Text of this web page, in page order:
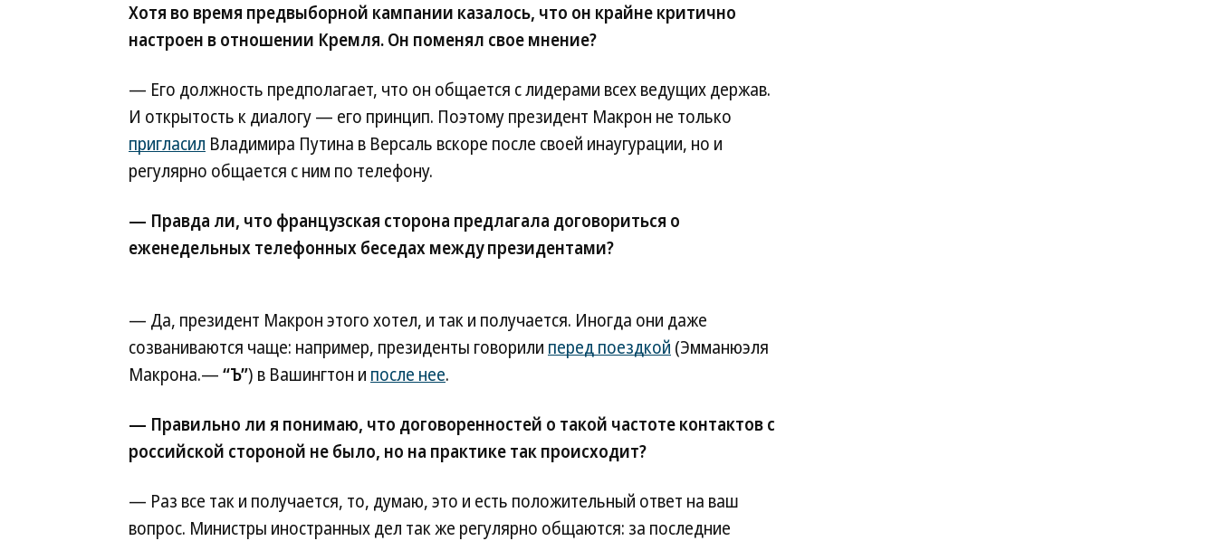
Хотя во время предвыборной кампании казалось, что он крайне критично
настроен в отношении Кремля. Он поменял свое мнение?
— Его должность предполагает, что он общается с лидерами всех ведущих держав.
И открытость к диалогу — его принцип. Поэтому президент Макрон не только
пригласил Владимира Путина в Версаль вскоре после своей инаугурации, но и
регулярно общается с ним по телефону.
— Правда ли, что французская сторона предлагала договориться о
еженедельных телефонных беседах между президентами?
— Да, президент Макрон этого хотел, и так и получается. Иногда они даже
созваниваются чаще: например, президенты говорили перед поездкой (Эмманюэля
Макрона.—“Ъ”) в Вашингтон и после нее.
— Правильно ли я понимаю, что договоренностей о такой частоте контактов с
российской стороной не было, но на практике так происходит?
— Раз все так и получается, то, думаю, это и есть положительный ответ на ваш
вопрос. Министры иностранных дел так же регулярно общаются: за последние